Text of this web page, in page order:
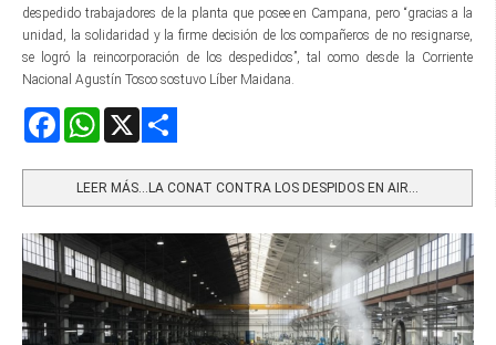
despedido trabajadores de la planta que posee en Campana, pero “gracias a la
unidad, la solidaridad y la firme decisión de los compañeros de no resignarse,
se logró la reincorporación de los despedidos”, tal como desde la Corriente
Nacional Agustín Tosco sostuvo Líber Maidana.
FacebookWhatsApp
LEER MÁS…LA CONAT CONTRA LOS DESPIDOS EN AIR...